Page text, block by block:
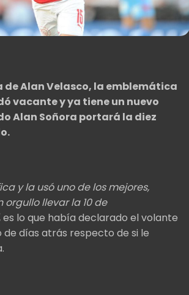
Alan Velasco, la emblemática
vacante y ya tiene un nuevo
Alan Soñora portará la diez
y la usó uno de los mejores,
orgullo llevar la 10 de
es lo que había declarado el volante
de días atrás respecto de si le